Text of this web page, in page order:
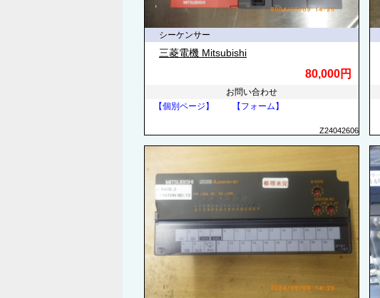
シーケンサー
三菱電機 Mitsubishi
80,000円
お問い合わせ
【個別ページ】
【フォーム】
Z24042606